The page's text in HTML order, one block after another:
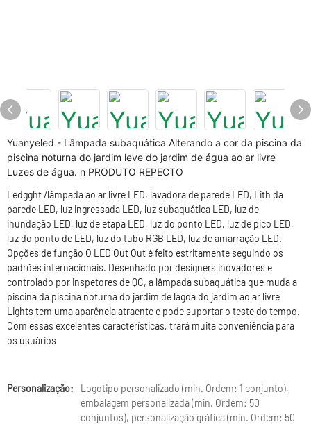
Yuanyeled - Lâmpada subaquática Alterando a cor da piscina da
piscina noturna do jardim leve do jardim de água ao ar livre
Luzes de água. n PRODUTO REPECTO
Ledgght /lâmpada ao ar livre LED, lavadora de parede LED, Lith da
parede LED, luz ingressada LED, luz subaquática LED, luz de
inundação LED, luz de etapa LED, luz do ponto LED, luz de pico LED,
luz do ponto de LED, luz do tubo RGB LED, luz de amarração LED.
Opções de função O LED Out Out é feito estritamente seguindo os
padrões internacionais. Desenhado por designers inovadores e
controlado por inspetores de QC, a lâmpada subaquática que muda a
piscina da piscina noturna do jardim de lagoa do jardim ao ar livre
Lights tem uma aparência atraente e pode suportar o teste do tempo.
Com essas excelentes características, trará muita conveniência para
os usuários
Personalização:
Logotipo personalizado (min. Ordem: 1 conjunto),
embalagem personalizada (min. Ordem: 50
conjuntos), personalização gráfica (min. Ordem: 50